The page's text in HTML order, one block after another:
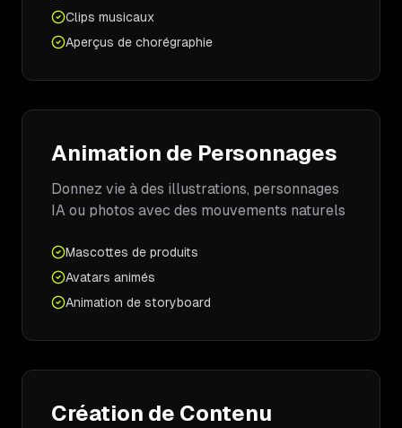
Clips musicaux
Aperçus de chorégraphie
Animation de Personnages
Donnez vie à des illustrations, personnages
IA ou photos avec des mouvements naturels
Mascottes de produits
Avatars animés
Animation de storyboard
Création de Contenu